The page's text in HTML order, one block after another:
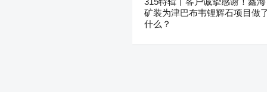
矿装为津巴布韦锂辉石项目做
什么？